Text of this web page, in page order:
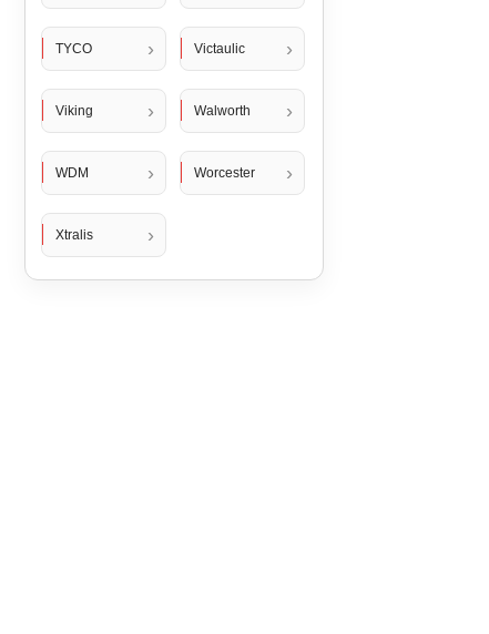
TYCO Victaulic
Viking Walworth
WDM Worcester
Xtralis